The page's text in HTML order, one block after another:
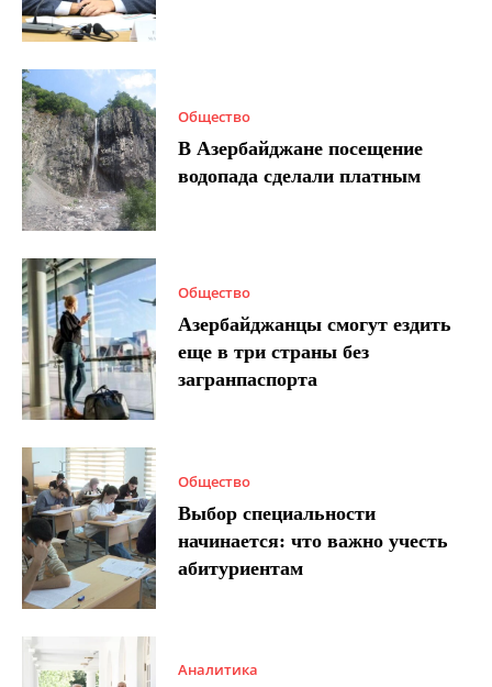
Общество
В Азербайджане посещение
водопада сделали платным
Общество
Азербайджанцы смогут ездить
еще в три страны без
загранпаспорта
Общество
Выбор специальности
начинается: что важно учесть
абитуриентам
Аналитика